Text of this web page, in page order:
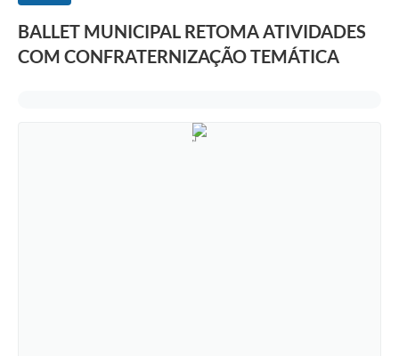
BALLET MUNICIPAL RETOMA ATIVIDADES
COM CONFRATERNIZAÇÃO TEMÁTICA